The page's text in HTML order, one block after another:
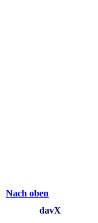
Nach oben
davX